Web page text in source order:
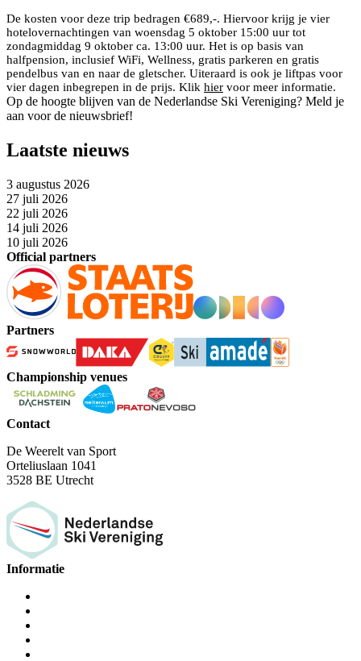
De kosten voor deze trip bedragen €689,-. Hiervoor krijg je vier
hotelovernachtingen van woensdag 5 oktober 15:00 uur tot
zondagmiddag 9 oktober ca. 13:00 uur. Het is op basis van
halfpension, inclusief WiFi, Wellness, gratis parkeren en gratis
pendelbus van en naar de gletscher. Uiteraard is ook je liftpas voor
vier dagen inbegrepen in de prijs. Klik hier voor meer informatie.
Op de hoogte blijven van de Nederlandse Ski Vereniging? Meld je
aan voor de nieuwsbrief!
Laatste nieuws
3 augustus 2026
27 juli 2026
22 juli 2026
14 juli 2026
10 juli 2026
Official partners
Partners
Championship venues
Contact
De Weerelt van Sport
Orteliuslaan 1041
3528 BE Utrecht
Informatie